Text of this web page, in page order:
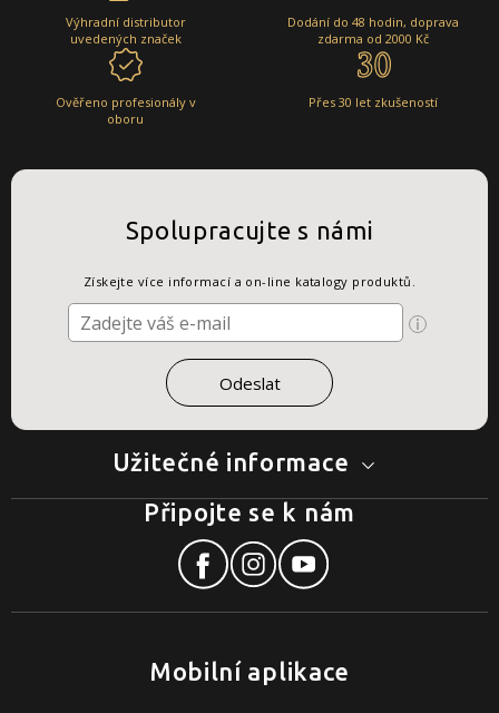
Výhradní distributor
uvedených značek
Dodání do 48 hodin, doprava
zdarma od 2000 Kč
Ověřeno profesionály v
oboru
Přes 30 let zkušeností
Užitečné informace
Spolupracujte s námi
Získejte více informací a on-line katalogy produktů.
Mobilní aplikace
Připojte se k nám